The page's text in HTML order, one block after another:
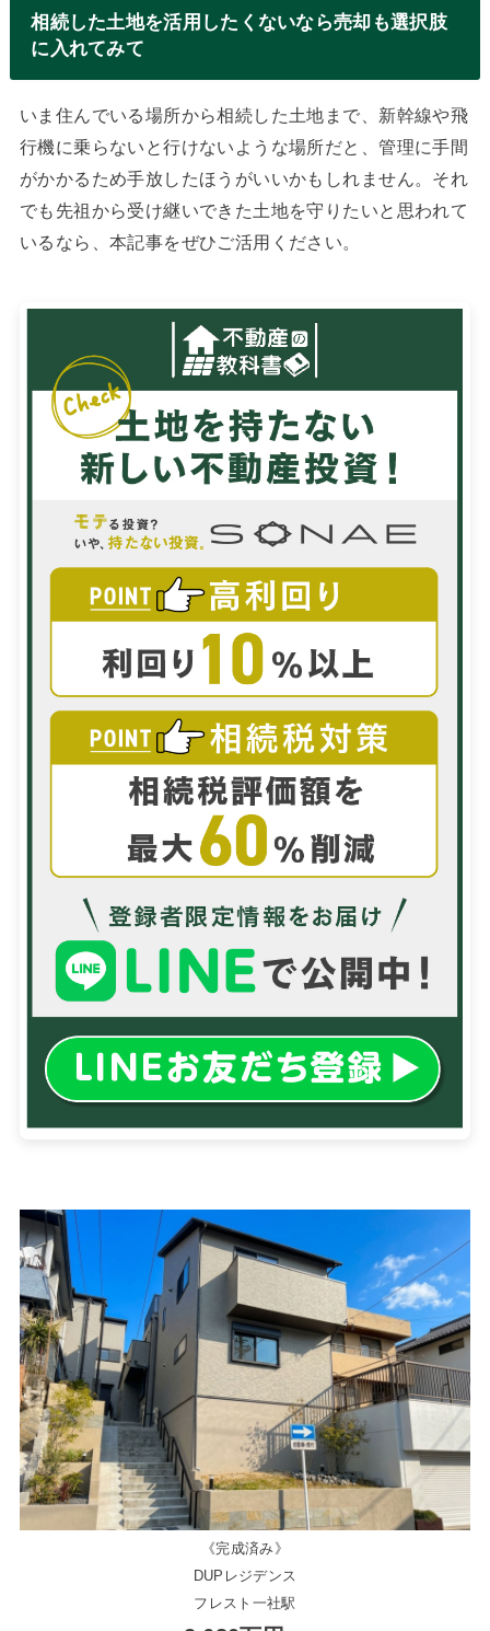
相続した土地を活用したくないなら売却も選択肢
に入れてみて
いま住んでいる場所から相続した土地まで、新幹線や飛
行機に乗らないと行けないような場所だと、管理に手間
がかかるため手放したほうがいいかもしれません。それ
でも先祖から受け継いできた土地を守りたいと思われて
いるなら、本記事をぜひご活用ください。
《完成済み》
DUPレジデンス
フレスト一社駅